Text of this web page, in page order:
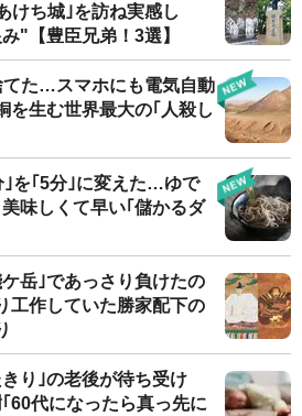
けち城｣を訪ね実感し
"【豊臣兄弟！3選】
てた…スマホにも電気自動
を生む世界最大の｢人殺し
｣を｢5分｣に変えた…ゆで
味しくて早い｢儲かるダ
岳｣であっさり負けたの
工作していた勝家配下の
り｣の老後が待ち受け
60代になったら真っ先に